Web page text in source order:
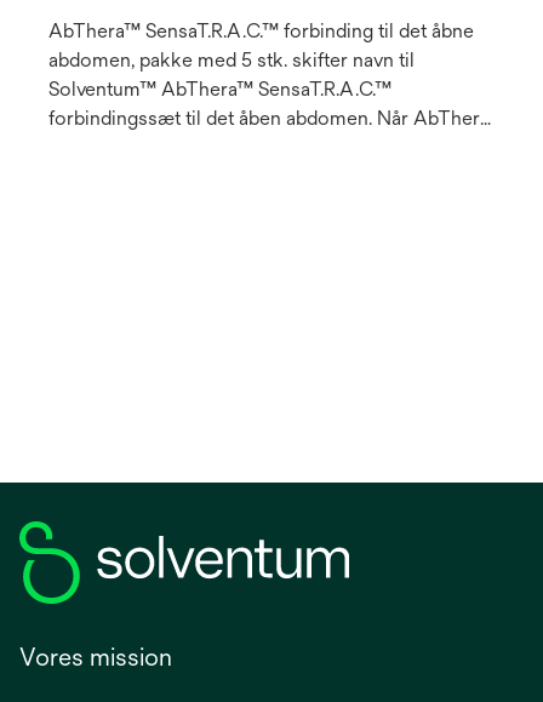
AbThera™ SensaT.R.A.C.™ forbinding til det åbne
abdomen, pakke med 5 stk. skifter navn til
Solventum™ AbThera™ SensaT.R.A.C.™
forbindingssæt til det åben abdomen. Når AbThera
Vores mission